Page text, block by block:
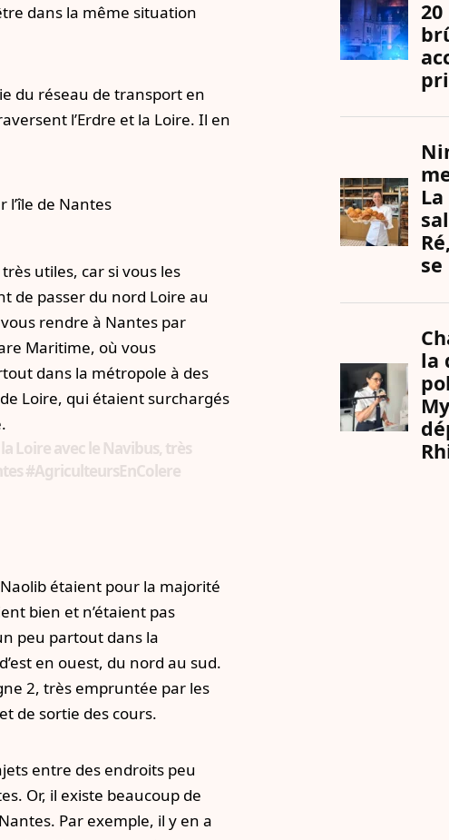
dans la même situation
du réseau de transport en
l’Erdre et la Loire. Il en
l’île de Nantes
utiles, car si vous les
de passer du nord Loire au
rendre à Nantes par
Maritime, où vous
dans la métropole à des
Loire, qui étaient surchargés
Loire avec le Navibus, très
#AgriculteursEnColere
étaient pour la majorité
bien et n’étaient pas
peu partout dans la
en ouest, du nord au sud.
2, très empruntée par les
de sortie des cours.
entre des endroits peu
Or, il existe beaucoup de
Par exemple, il y en a